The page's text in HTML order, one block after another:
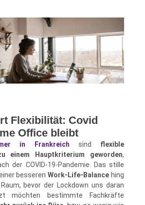
Flexibilität: Covid
Office bleibt
in Frankreich sind flexible
einem Hauptkriterium geworden,
der COVID-19-Pandemie. Das stille
besserenWork-Life-Balance hing
bevor der Lockdown uns daran
möchten bestimmte Fachkräfte